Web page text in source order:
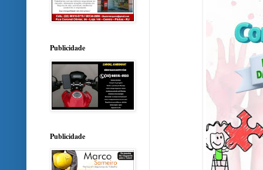
Publicidade
Publicidade